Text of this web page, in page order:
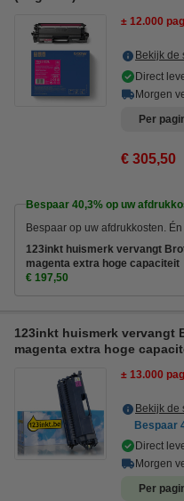
± 12.000
Bekijk de
Direct
Morgen
Per
€ 305,50
Bespaar 40,3% op uw
Bespaar op uw afdrukkosten.
123inkt huismerk vervangt
magenta extra hoge capaciteit
€ 197,50
123inkt huismerk vervangt
magenta extra hoge
± 13.000
Bekijk de
Bespaar
Direct
Morgen
Per